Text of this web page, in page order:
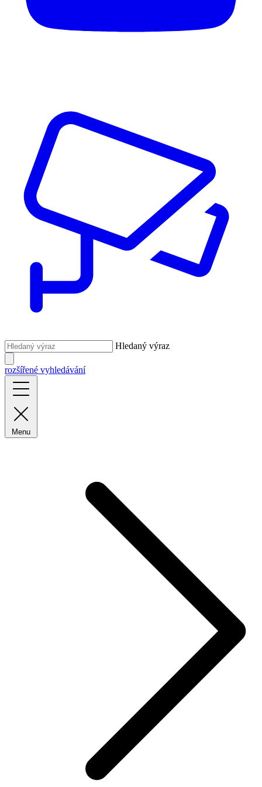
Hledaný výraz
rozšířené vyhledávání
Menu